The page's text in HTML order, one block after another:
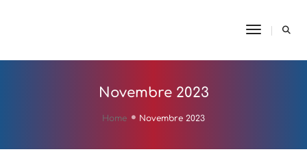
Toggle
Novembre 2023
Home Novembre 2023